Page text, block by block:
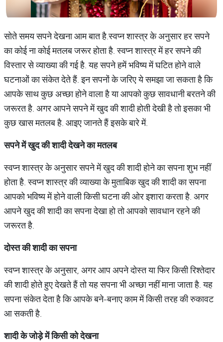
सोते समय सपने देखना आम बात है.स्वप्न शास्त्र के अनुसार हर सपने
का कोई ना कोई मतलब जरूर होता है. स्वप्न शास्त्र में हर सपने की
विस्तार से व्याख्या की गई है. यह सपने हमें भविष्य में घटित होने वाले
घटनाओं का संकेत देते हैं. इन सपनों के जरिए ये समझा जा सकता है कि
आपके साथ कुछ अच्छा होने वाला है या आपको कुछ सावधानी बरतने की
जरूरत है. अगर आपने सपने में खुद की शादी होती देखी है तो इसका भी
कुछ खास मतलब है. आइए जानते हैं इसके बारे में.
सपनेमेंखुदकीशादीदेखनेकामतलब
स्वप्न शास्त्र के अनुसार सपने में खुद की शादी होने का सपना शुभ नहीं
होता है. स्वप्न शास्त्र की व्याख्या के मुताबिक खुद की शादी का सपना
आपको भविष्य में होने वाली किसी घटना की ओर इशारा करता है. अगर
आपने खुद की शादी का सपना देखा हो तो आपको सावधान रहने की
जरूरत है.
दोस्तकीशादीकासपना
स्वप्न शास्त्र के अनुसार, अगर आप अपने दोस्त या फिर किसी रिश्तेदार
की शादी होते हुए देखते हैं तो यह सपना भी अच्छा नहीं माना जाता है. यह
सपना संकेत देता है कि आपके बने-बनाए काम में किसी तरह की रुकावट
आ सकती है.
शादीकेजोड़ेमेंकिसीकोदेखना